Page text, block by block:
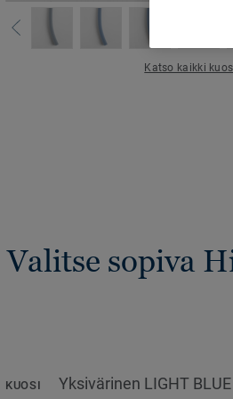
Katso kaikki
Valitse sopiva
KUOSI Yksivärinen LIGHT